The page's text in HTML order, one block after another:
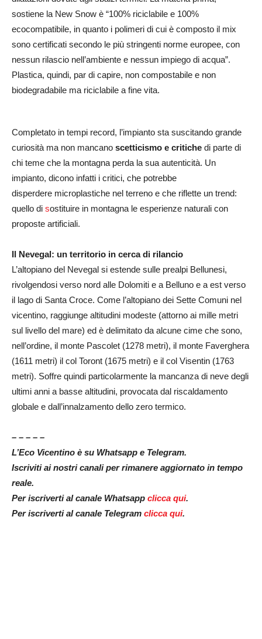
sostiene la New Snow è “100% riciclabile e 100%
ecocompatibile, in quanto i polimeri di cui è composto il mix
sono certificati secondo le più stringenti norme europee, con
nessun rilascio nell’ambiente e nessun impiego di acqua”.
Plastica, quindi, par di capire, non compostabile e non
biodegradabile ma riciclabile a fine vita.
Completato in tempi record, l’impianto sta suscitando grande
curiosità ma non mancano scetticismo e critiche di parte di
chi teme che la montagna perda la sua autenticità. Un
impianto, dicono infatti i critici, che potrebbe
disperdere microplastiche nel terreno e che riflette un trend:
quello di sostituire in montagna le esperienze naturali con
proposte artificiali.
Il Nevegal: un territorio in cerca di rilancio
L’altopiano del Nevegal si estende sulle prealpi Bellunesi,
rivolgendosi verso nord alle Dolomiti e a Belluno e a est verso
il lago di Santa Croce. Come l’altopiano dei Sette Comuni nel
vicentino, raggiunge altitudini modeste (attorno ai mille metri
sul livello del mare) ed è delimitato da alcune cime che sono,
nell’ordine, il monte Pascolet (1278 metri), il monte Faverghera
(1611 metri) il col Toront (1675 metri) e il col Visentin (1763
metri). Soffre quindi particolarmente la mancanza di neve degli
ultimi anni a basse altitudini, provocata dal riscaldamento
globale e dall’innalzamento dello zero termico.
– – – – –
L’Eco Vicentino è su Whatsapp e Telegram.
Iscriviti ai nostri canali per rimanere aggiornato in tempo
reale.
Per iscriverti al canale Whatsapp clicca qui.
Per iscriverti al canale Telegram clicca qui.